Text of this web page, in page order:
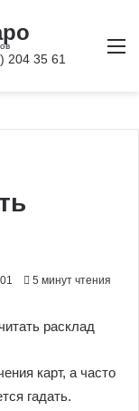
5 минут чтения
карт, а часто
гадать.